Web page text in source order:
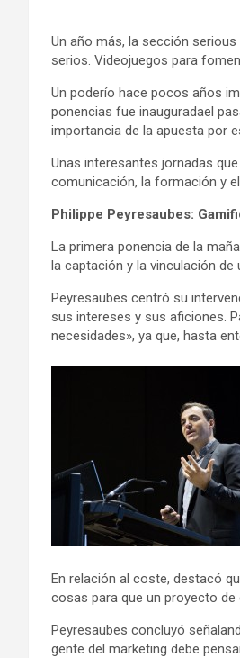
Un año más, la sección
serios. Videojuegos para
Un poderío hace pocos años
ponencias fue inauguradael
importancia de la apuesta por
Unas interesantes jornadas
comunicación, la formación y
Philippe Peyresaubes:
La primera ponencia de la
la captación y la vinculación
Peyresaubes centró su
sus intereses y sus aficiones.
necesidades», ya que, hasta
En relación al coste, destacó
cosas para que un proyecto
Peyresaubes concluyó
gente del marketing debe